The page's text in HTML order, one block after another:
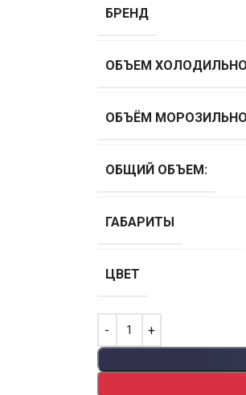
БРЕНД
ОБЪЕМ
ОБЪЁМ
ОБЩИЙ ОБЪЕМ:
ГАБАРИТЫ
ЦВЕТ